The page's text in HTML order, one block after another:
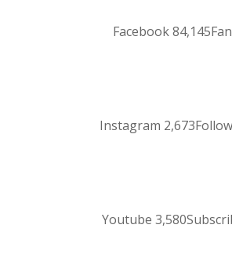
Facebook84,145
Instagram 2,673
Youtube 3,580